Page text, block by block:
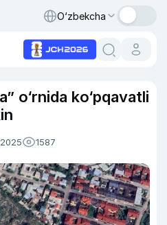
O‘zbekcha
o‘rnida ko‘pqavatli
1587